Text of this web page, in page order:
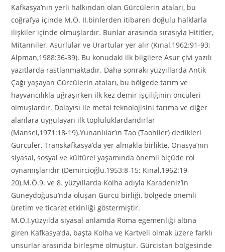
Kafkasya’nın yerli halkından olan Gürcülerin ataları, bu
coğrafya içinde M.Ö. II.binlerden itibaren doğulu halklarla
ilişkiler içinde olmuşlardır. Bunlar arasında sırasıyla Hititler,
Mitanniler, Asurlular ve Urartular yer alır (Kınal,1962:91-93;
Alpman,1988:36-39). Bu konudaki ilk bilgilere Asur çivi yazılı
yazıtlarda rastlanmaktadır. Daha sonraki yüzyıllarda Antik
Çağı yaşayan Gürcülerin ataları, bu bölgede tarım ve
hayvancılıkla uğraşırken ilk kez demir işçiliğinin öncüleri
olmuşlardır. Dolayısı ile metal teknolojisini tarıma ve diğer
alanlara uygulayan ilk topluluklardandırlar
(Mansel,1971:18-19).Yunanlılar’ın Tao (Taohiler) dedikleri
Gürcüler, Transkafkasya’da yer almakla birlikte, Önasya’nın
siyasal, sosyal ve kültürel yaşamında önemli ölçüde rol
oynamışlarıdır (Demircioğlu,1953:8-15; Kınal,1962:19-
20).M.Ö.9. ve 8. yüzyıllarda Kolha adıyla Karadeniz’in
Güneydoğusu’nda oluşan Gürcü birliği, bölgede önemli
üretim ve ticaret etkinliği göstermiştir.
M.Ö.I.yüzyılda siyasal anlamda Roma egemenliği altına
giren Kafkasya’da, başta Kolha ve Kartveli olmak üzere farklı
unsurlar arasında birleşme olmuştur. Gürcistan bölgesinde